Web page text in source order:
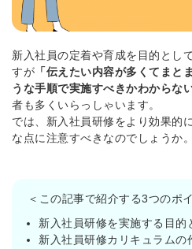
新入社員の定着や育成を目的とし
すが 「伝えたい内容が多くてまと
うな手順で実施すべきかわからない
者も多くいらっしゃいます。
では、新入社員研修をより効果的
な点に注意すべきなのでしょうか。
＜この記事で紹介する3つのポ
新入社員研修を実施する目的
新入社員研修カリキュラムの